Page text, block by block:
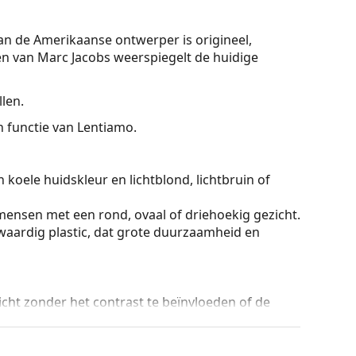
de Amerikaanse ontwerper is origineel,
van Marc Jacobs weerspiegelt de huidige
functie van Lentiamo.
koele huidskleur en lichtblond, lichtbruin of
met een rond, ovaal of driehoekig gezicht.
plastic, dat grote duurzaamheid en
zonder het contrast te beïnvloeden of de